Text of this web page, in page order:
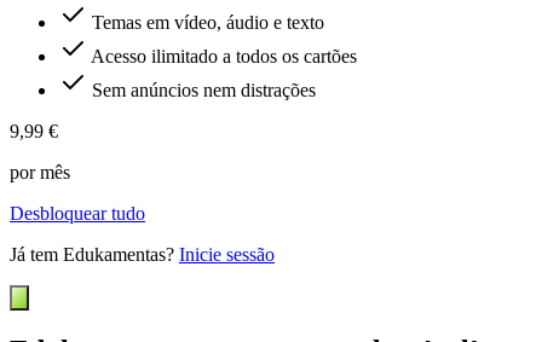
Temas em vídeo, áudio e texto
Acesso ilimitado a todos os cartões
Sem anúncios nem distrações
9,99 €
por mês
Desbloquear tudo
Já tem Edukamentas? Inicie sessão